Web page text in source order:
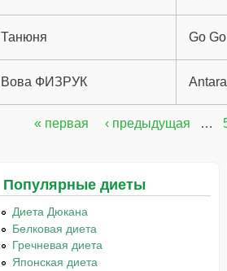
Танюня Go
Вова ФИЗРУК Antara
Страницы
« первая ‹ предыдущая …
Популярные диеты
Диета Дюкана
Белковая диета
Гречневая диета
Японская диета